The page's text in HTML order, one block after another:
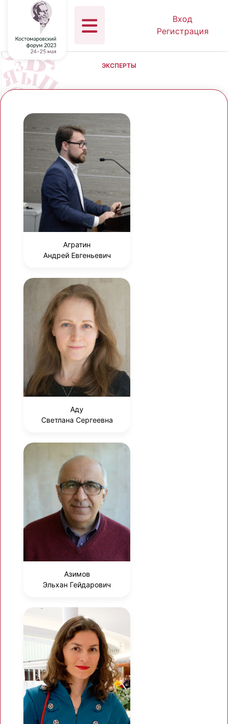
Вход
Регистрация
ЭКСПЕРТЫ
Агратин
Андрей Евгеньевич
Аду
Светлана Сергеевна
Азимов
Эльхан Гейдарович